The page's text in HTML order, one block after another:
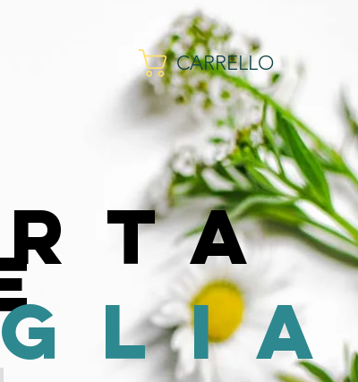
CARRELLO